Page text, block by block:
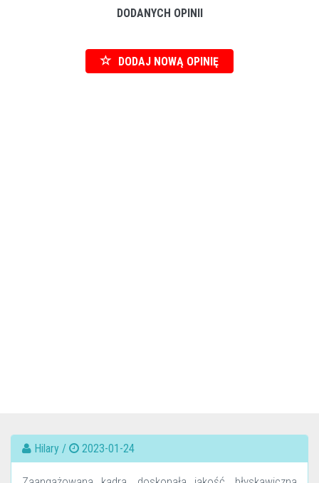
DODANYCH OPINII
DODAJ NOWĄ OPINIĘ
Hilary / 2023-01-24